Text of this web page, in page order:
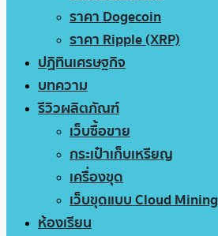
ราคา Dogecoin
ราคา Ripple (XRP)
ปฏิทินเศรษฐกิจ
บทความ
รีวิวผลิตภัณฑ์
เว็บซื้อขาย
กระเป๋าเก็บเหรียญ
เครื่องขุด
เว็บขุดแบบ Cloud Mining
ห้องเรียน